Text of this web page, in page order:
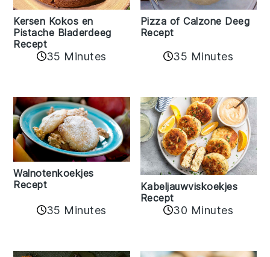
Kersen Kokos en
Pistache Bladerdeeg
Recept
35 Minutes
Pizza of Calzone Deeg
Recept
35 Minutes
Walnotenkoekjes
Recept
35 Minutes
Kabeljauwviskoekjes
Recept
30 Minutes